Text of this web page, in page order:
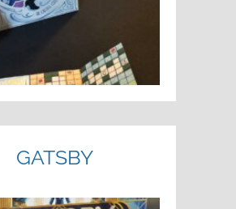
GATSBY